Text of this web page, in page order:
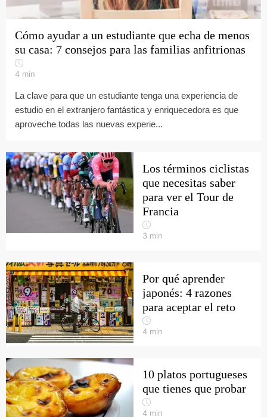
Cómo ayudar a un estudiante que echa de menos
su casa: 7 consejos para las familias anfitrionas
4 min
La clave para que un estudiante tenga una experiencia de
estudio en el extranjero fantástica y enriquecedora es que
aproveche todas las nuevas experie...
Los términos ciclistas
que necesitas saber
para ver el Tour de
Francia
3 min
Por qué aprender
japonés: 4 razones
para aceptar el reto
4 min
10 platos portugueses
que tienes que probar
4 min